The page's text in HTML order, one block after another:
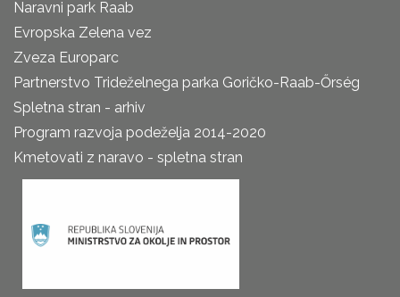
Naravni park Raab
Evropska Zelena vez
Zveza Europarc
Partnerstvo Trideželnega parka Goričko-Raab-Őrség
Spletna stran - arhiv
Program razvoja podeželja 2014-2020
Kmetovati z naravo - spletna stran